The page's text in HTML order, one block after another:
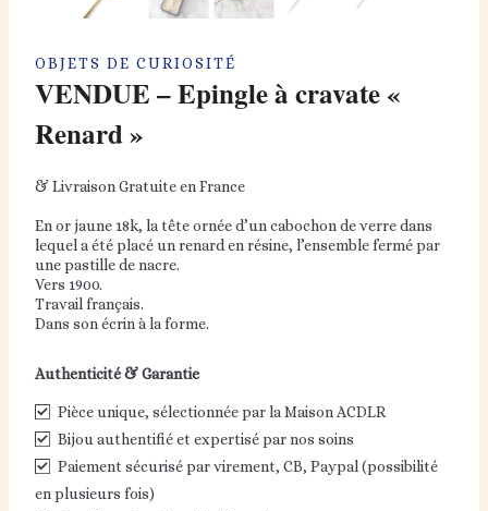
OBJETS DE CURIOSITÉ
VENDUE – Epingle à cravate «
Renard »
& Livraison Gratuite en France
En or jaune 18k, la tête ornée d’un cabochon de verre dans
lequel a été placé un renard en résine, l’ensemble fermé par
une pastille de nacre.
Vers 1900.
Travail français.
Dans son écrin à la forme.
Authenticité & Garantie
Pièce unique, sélectionnée par la Maison ACDLR
Bijou authentifié et expertisé par nos soins
Paiement sécurisé par virement, CB, Paypal (possibilité
en plusieurs fois)